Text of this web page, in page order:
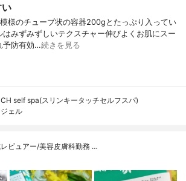
様のチューブ状の容器200gとたっぷり入ってい
はみずみずしいテクスチャー伸びよくお肌にスー
予防有効…続きを見る
self spa(スリンキータッチセルフスパ)
ェル
ビュアー/美容皮膚科勤務 …